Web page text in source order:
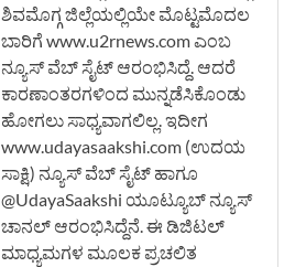
ಶಿವಮೊಗ್ಗ ಜಿಲ್ಲೆಯಲ್ಲಿಯೇ ಮೊಟ್ಟಮೊದಲ
ಬಾರಿಗೆ www.u2rnews.com ಎಂಬ
ನ್ಯೂಸ್ ವೆಬ್ ಸೈಟ್ ಆರಂಭಿಸಿದ್ದೆ. ಆದರೆ
ಕಾರಣಾಂತರಗಳಿಂದ ಮುನ್ನಡೆಸಿಕೊಂಡು
ಹೋಗಲು ಸಾಧ್ಯವಾಗಲಿಲ್ಲ. ಇದೀಗ
www.udayasaakshi.com (ಉದಯ
ಸಾಕ್ಷಿ) ನ್ಯೂಸ್ ವೆಬ್ ಸೈಟ್ ಹಾಗೂ
@UdayaSaakshi ಯೂಟ್ಯೂಬ್ ನ್ಯೂಸ್
ಚಾನಲ್ ಆರಂಭಿಸಿದ್ದೆನೆ. ಈ ಡಿಜಿಟಲ್
ಮಾಧ್ಯಮಗಳ ಮೂಲಕ ಪ್ರಚಲಿತ